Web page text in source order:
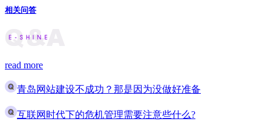
相关问答
read more
青岛网站建设不成功？那是因为没做好准备
互联网时代下的危机管理需要注意些什么?